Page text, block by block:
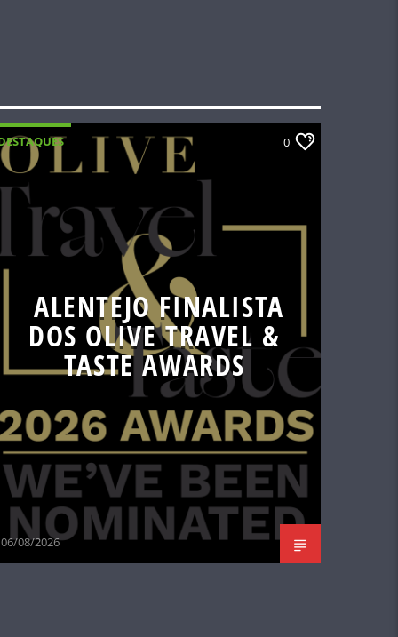
0
ALENTEJO FINALISTA
DOS OLIVE TRAVEL &
TASTE AWARDS
06/08/2026